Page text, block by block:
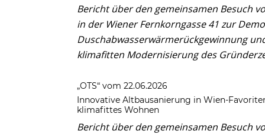
Bericht über den gemeinsamen Besuch
in der Wiener Fernkorngasse 41 zur
Duschabwasserwärmerückgewinnung
klimafitten Modernisierung des
„OTS“ vom 22.06.2026
Innovative Altbausanierung in Wien-
klimafittes Wohnen
Bericht über den gemeinsamen Besuch